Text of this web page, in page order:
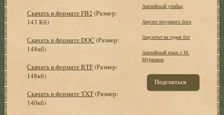
Скачать в формате FB2 (Размер:
143 Кб)
Скачать в формате DOC (Размер:
148кб)
Скачать в формате RTF(Размер:
148кб)
Скачать в формате TXT(Размер:
140кб)
Английский убийца
Амулет безумного бога
Амулетът на лудия бог
Английский язык с М.
Муркоком
Поделиться